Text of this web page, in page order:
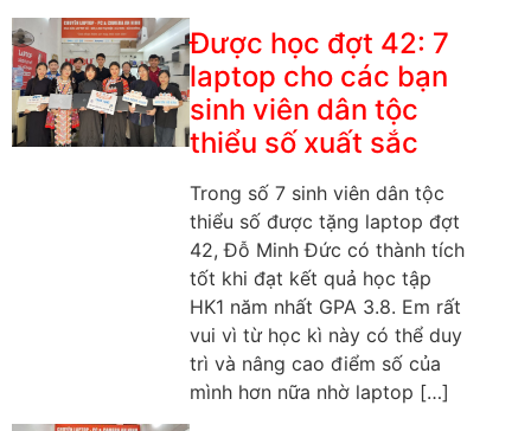
Được học đợt 42: 7
laptop cho các bạn
sinh viên dân tộc
thiểu số xuất sắc
Trong số 7 sinh viên dân tộc
thiểu số được tặng laptop đợt
42, Đỗ Minh Đức có thành tích
tốt khi đạt kết quả học tập
HK1 năm nhất GPA 3.8. Em rất
vui vì từ học kì này có thể duy
trì và nâng cao điểm số của
mình hơn nữa nhờ laptop […]